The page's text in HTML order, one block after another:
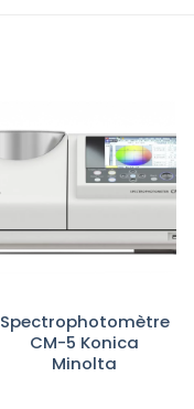
Ajouter
à la liste
Spectrophotomètre
CM-5 Konica
Minolta